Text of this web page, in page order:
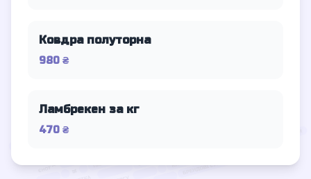
Ковдра полуторна
980 ₴
Ламбрекен за кг
470 ₴